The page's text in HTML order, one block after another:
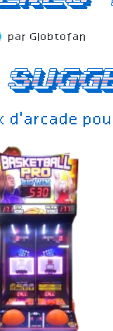
d'arcade
par Globtofan